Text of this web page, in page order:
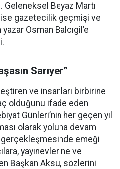
Geleneksel Beyaz Martı
ise gazetecilik geçmişi ve
Osman Balcıgil’e
Sarıyer”
ve insanları birbirine
olduğunu ifade eden
Günleri’nin her geçen yıl
olarak yoluna devam
emeği
yayınevlerine ve
Başkan Aksu, sözlerini